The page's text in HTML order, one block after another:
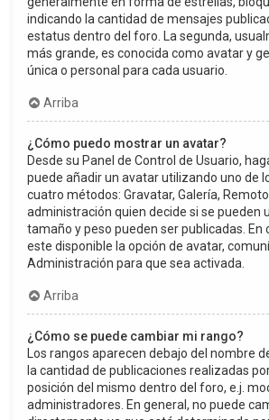
indicando la cantidad de mensajes
estatus dentro del foro. La segunda,
más grande, es conocida como avatar y
única o personal para cada usuario.
Arriba
¿Cómo puedo mostrar un avatar?
Desde su Panel de Control de Usuario,
puede añadir un avatar utilizando uno de
cuatro métodos: Gravatar, Galería,
administración quien decide si se pueden
tamaño y peso pueden ser publicadas. En
este disponible la opción de avatar,
Administración para que sea activada.
Arriba
¿Cómo se puede cambiar mi rango?
Los rangos aparecen debajo del nombre
la cantidad de publicaciones realizadas
posición del mismo dentro del foro, e.j.
administradores. En general, no puede